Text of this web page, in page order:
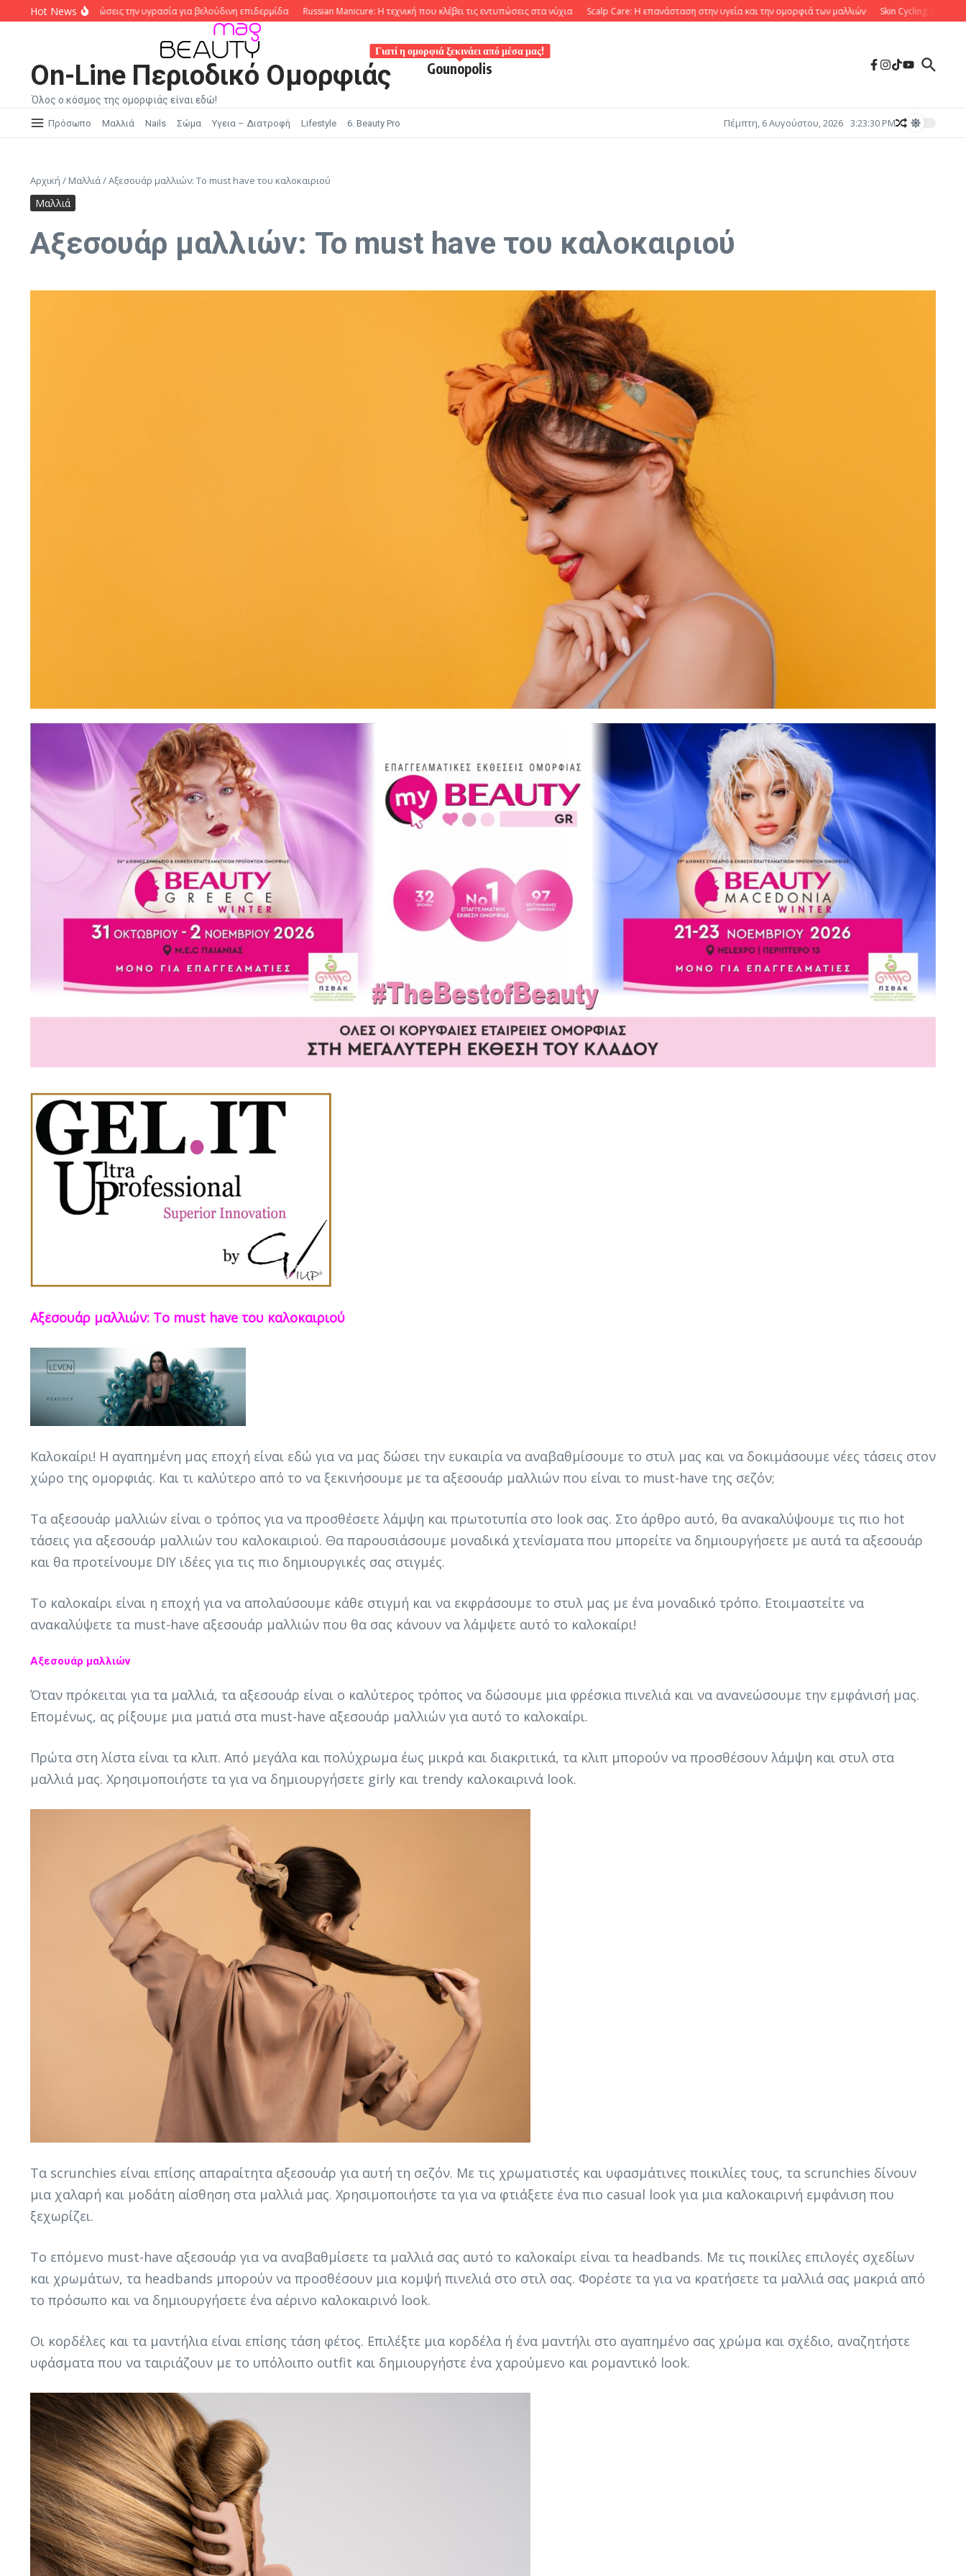
Μετάβαση στο περιεχόμενο
Hot News
Πώς να κλειδώσεις την υγρασία για βελούδινη επιδερμίδα Russian Manicure: Η τεχνική που κλέβει τις εντυπώσεις στα νύχια Scalp Care: Η επανάσταση στην υγεία και την ομορφιά των μαλλιών Skin Cycling: Η νέα τάση
On-Line Περιοδικό Ομορφιάς
Όλος ο κόσμος της ομορφιάς είναι εδώ!
Gounopolis
Γιατί η ομορφιά ξεκινάει από μέσα μας!
Πρόσωπο Μαλλιά Nails Σώμα Υγεια – Διατροφή Lifestyle 6. Beauty Pro Πέμπτη, 6 Αυγούστου, 2026 3:23:31 PM
Αρχική / Μαλλιά/Αξεσουάρ μαλλιών: Το must have του καλοκαιριού
Μαλλιά
Αξεσουάρ μαλλιών: Το must have του καλοκαιριού
Αξεσουάρ μαλλιών: Το must have του καλοκαιριού
Καλοκαίρι! Η αγαπημένη μας εποχή είναι εδώ για να μας δώσει την ευκαιρία να αναβαθμίσουμε το στυλ μας και να δοκιμάσουμε νέες τάσεις στον
χώρο της ομορφιάς. Και τι καλύτερο από το να ξεκινήσουμε με τα αξεσουάρ μαλλιών που είναι το must-have της σεζόν;
Τα αξεσουάρ μαλλιών είναι ο τρόπος για να προσθέσετε λάμψη και πρωτοτυπία στο look σας. Στο άρθρο αυτό, θα ανακαλύψουμε τις πιο hot
τάσεις για αξεσουάρ μαλλιών του καλοκαιριού. Θα παρουσιάσουμε μοναδικά χτενίσματα που μπορείτε να δημιουργήσετε με αυτά τα αξεσουάρ
και θα προτείνουμε DIY ιδέες για τις πιο δημιουργικές σας στιγμές.
Το καλοκαίρι είναι η εποχή για να απολαύσουμε κάθε στιγμή και να εκφράσουμε το στυλ μας με ένα μοναδικό τρόπο. Ετοιμαστείτε να
ανακαλύψετε τα must-have αξεσουάρ μαλλιών που θα σας κάνουν να λάμψετε αυτό το καλοκαίρι!
Αξεσουάρ μαλλιών
Όταν πρόκειται για τα μαλλιά, τα αξεσουάρ είναι ο καλύτερος τρόπος να δώσουμε μια φρέσκια πινελιά και να ανανεώσουμε την εμφάνισή μας.
Επομένως, ας ρίξουμε μια ματιά στα must-have αξεσουάρ μαλλιών για αυτό το καλοκαίρι.
Πρώτα στη λίστα είναι τα κλιπ. Από μεγάλα και πολύχρωμα έως μικρά και διακριτικά, τα κλιπ μπορούν να προσθέσουν λάμψη και στυλ στα
μαλλιά μας. Χρησιμοποιήστε τα για να δημιουργήσετε girly και trendy καλοκαιρινά look.
Τα scrunchies είναι επίσης απαραίτητα αξεσουάρ για αυτή τη σεζόν. Με τις χρωματιστές και υφασμάτινες ποικιλίες τους, τα scrunchies δίνουν
μια χαλαρή και μοδάτη αίσθηση στα μαλλιά μας. Χρησιμοποιήστε τα για να φτιάξετε ένα πιο casual look για μια καλοκαιρινή εμφάνιση που
ξεχωρίζει.
Το επόμενο must-have αξεσουάρ για να αναβαθμίσετε τα μαλλιά σας αυτό το καλοκαίρι είναι τα headbands. Με τις ποικίλες επιλογές σχεδίων
και χρωμάτων, τα headbands μπορούν να προσθέσουν μια κομψή πινελιά στο στιλ σας. Φορέστε τα για να κρατήσετε τα μαλλιά σας μακριά από
το πρόσωπο και να δημιουργήσετε ένα αέρινο καλοκαιρινό look.
Οι κορδέλες και τα μαντήλια είναι επίσης τάση φέτος. Επιλέξτε μια κορδέλα ή ένα μαντήλι στο αγαπημένο σας χρώμα και σχέδιο, αναζητήστε
υφάσματα που να ταιριάζουν με το υπόλοιπο outfit και δημιουργήστε ένα χαρούμενο και ρομαντικό look.